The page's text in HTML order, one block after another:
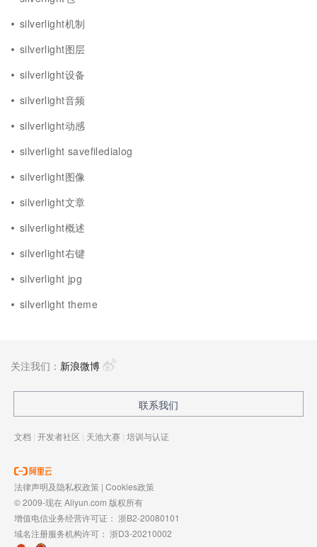
silverlight机制
silverlight图层
silverlight设备
silverlight音频
silverlight动感
silverlight savefiledialog
silverlight图像
silverlight文章
silverlight概述
silverlight右键
silverlight jpg
silverlight theme
关注我们： 新浪微博
联系我们
文档 | 开发者社区 | 天池大赛 | 培训与认证
法律声明及隐私权政策 | Cookies政策
© 2009-现在 Aliyun.com 版权所有
增值电信业务经营许可证： 浙B2-20080101
域名注册服务机构许可： 浙D3-20210002